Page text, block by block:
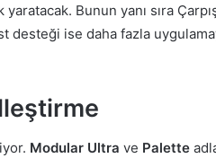
Bunun yanı sıra
desteği ise daha fazla
Modular Ultra ve Palette